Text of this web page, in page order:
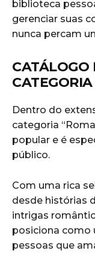
biblioteca
gerenciar suas
nunca percam
CATÁLOGO
Dentro do
categoria
popular e é
público.
Com uma rica
desde histórias
intrigas
posiciona como
pessoas que